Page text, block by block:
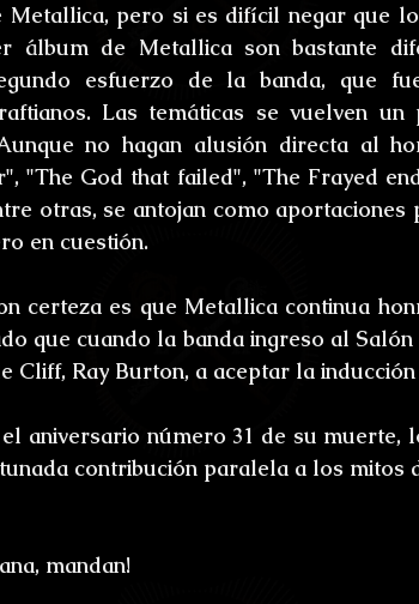
pero si es difícil negar que
álbum de Metallica son bastante
esfuerzo de la banda, que
Las temáticas se vuelven
no hagan alusión directa al
"The God that failed", "The Frayed
otras, se antojan como aportaciones
en cuestión.
certeza es que Metallica continua
que cuando la banda ingreso al
Cliff, Ray Burton, a aceptar la
aniversario número 31 de su muerte,
contribución paralela a los mitos
mandan!